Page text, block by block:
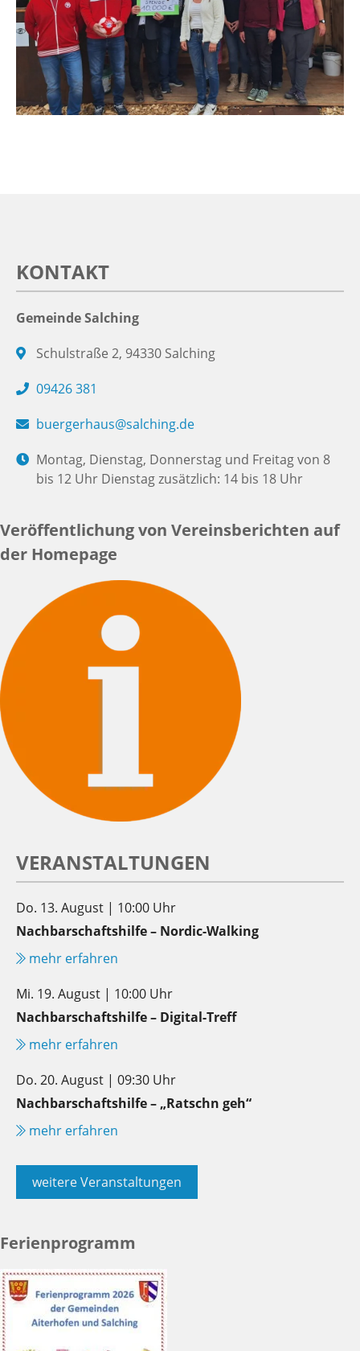
KONTAKT
Gemeinde Salching
Schulstraße 2, 94330 Salching
09426 381
buergerhaus@salching.de
Montag, Dienstag, Donnerstag und Freitag von 8
bis 12 Uhr Dienstag zusätzlich: 14 bis 18 Uhr
Veröffentlichung von Vereinsberichten auf
der Homepage
VERANSTALTUNGEN
Do. 13. August | 10:00 Uhr
Nachbarschaftshilfe – Nordic-Walking
mehr erfahren
Mi. 19. August | 10:00 Uhr
Nachbarschaftshilfe – Digital-Treff
mehr erfahren
Do. 20. August | 09:30 Uhr
Nachbarschaftshilfe – „Ratschn geh“
mehr erfahren
weitere Veranstaltungen
Ferienprogramm